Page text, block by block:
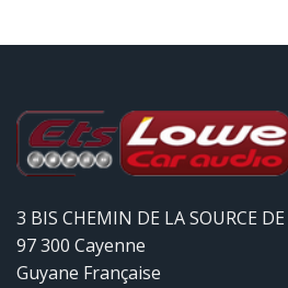
3 BIS CHEMIN DE LA SOURCE
97 300 Cayenne
Guyane Française